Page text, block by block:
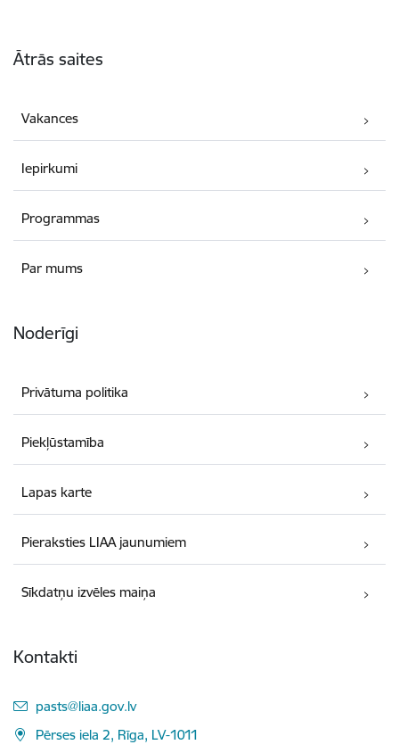
Ātrās saites
Vakances
Iepirkumi
Programmas
Par mums
Noderīgi
Privātuma politika
Piekļūstamība
Lapas karte
Pieraksties LIAA jaunumiem
Sīkdatņu izvēles maiņa
Kontakti
E-pasts:
pasts@liaa.gov.lv
Pērses iela 2, Rīga, LV-1011